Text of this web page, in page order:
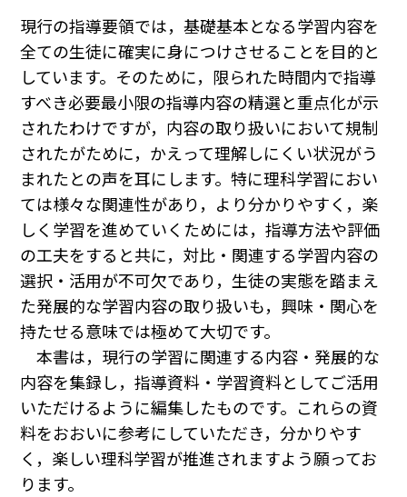
現行の指導要領では，基礎基本となる学習内容を
全ての生徒に確実に身につけさせることを目的と
しています。そのために，限られた時間内で指導
すべき必要最小限の指導内容の精選と重点化が示
されたわけですが，内容の取り扱いにおいて規制
されたがために，かえって理解しにくい状況がう
まれたとの声を耳にします。特に理科学習におい
ては様々な関連性があり，より分かりやすく，楽
しく学習を進めていくためには，指導方法や評価
の工夫をすると共に，対比・関連する学習内容の
選択・活用が不可欠であり，生徒の実態を踏まえ
た発展的な学習内容の取り扱いも，興味・関心を
持たせる意味では極めて大切です。
本書は，現行の学習に関連する内容・発展的な
内容を集録し，指導資料・学習資料としてご活用
いただけるように編集したものです。これらの資
料をおおいに参考にしていただき，分かりやす
く，楽しい理科学習が推進されますよう願ってお
ります。